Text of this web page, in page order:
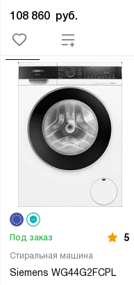
108 860 руб.
Стиральная машина
Siemens WG44G2FCPL
Под заказ 5